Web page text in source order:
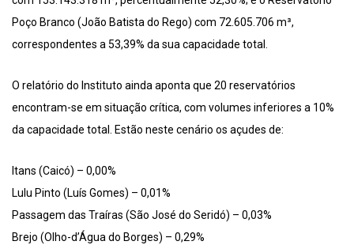
Poço Branco (João Batista do Rego) com 72.605.706 m³,
correspondentes a 53,39% da sua capacidade total.
O relatório do Instituto ainda aponta que 20 reservatórios
encontram-se em situação crítica, com volumes inferiores a 10%
da capacidade total. Estão neste cenário os açudes de:
Itans (Caicó) – 0,00%
Lulu Pinto (Luís Gomes) – 0,01%
Passagem das Traíras (São José do Seridó) – 0,03%
Brejo (Olho-d’Água do Borges) – 0,29%